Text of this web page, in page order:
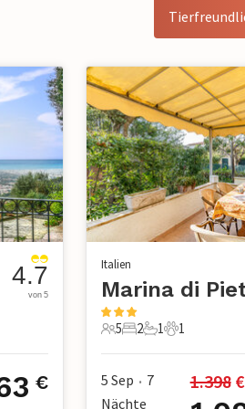
4.7
von 5
€
Italien
5 Gäste
5
2 Schlafzimmer
2
1 Badezimmer
1
1 Haustier
1
5 Sep • 7
Nächte
1.398 €